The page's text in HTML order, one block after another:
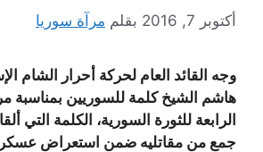
أكتوبر 7, 2016 بقلم مرآة سوريا
وجه القائد العام لحركة أحرار الشام
هاشم الشيخ كلمة للسوريين بمناسبة
الرابعة للثورة السورية، الكلمة التي
جمع من مقاتليه ضمن استعراض